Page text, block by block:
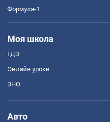
Формула-1
Моя школа
ГДЗ
Онлайн уроки
ЗНО
Авто